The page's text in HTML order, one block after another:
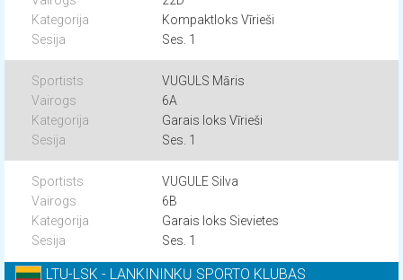
Kompaktloks Vīrieši
Ses. 1
VUGULS Māris
6A
Garais loks Vīrieši
Ses. 1
VUGULE Silva
6B
Garais loks Sievietes
Ses. 1
LTU-LSK - LANKININKŲ SPORTO KLUBAS